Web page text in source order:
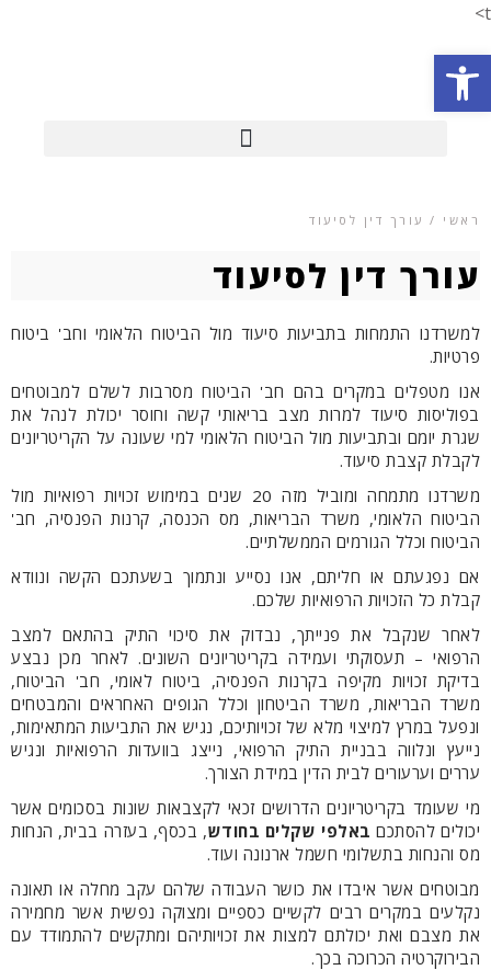
t>
ראשי / עורך דין לסיעוד
עורך דין לסיעוד
למשרדנו התמחות בתביעות סיעוד מול הביטוח הלאומי וחב' ביטוח
פרטיות.
אנו מטפלים במקרים בהם חב' הביטוח מסרבות לשלם למבוטחים
בפוליסות סיעוד למרות מצב בריאותי קשה וחוסר יכולת לנהל את
שגרת יומם ובתביעות מול הביטוח הלאומי למי שעונה על הקריטריונים
לקבלת קצבת סיעוד.
משרדנו מתמחה ומוביל מזה 20 שנים במימוש זכויות רפואיות מול
הביטוח הלאומי, משרד הבריאות, מס הכנסה, קרנות הפנסיה, חב'
הביטוח וכלל הגורמים הממשלתיים.
אם נפגעתם או חליתם, אנו נסייע ונתמוך בשעתכם הקשה ונוודא
קבלת כל הזכויות הרפואיות שלכם.
לאחר שנקבל את פנייתך, נבדוק את סיכוי התיק בהתאם למצב
הרפואי – תעסוקתי ועמידה בקריטריונים השונים. לאחר מכן נבצע
בדיקת זכויות מקיפה בקרנות הפנסיה, ביטוח לאומי, חב' הביטוח,
משרד הבריאות, משרד הביטחון וכלל הגופים האחראים והמבטחים
ונפעל במרץ למיצוי מלא של זכויותיכם, נגיש את התביעות המתאימות,
נייעץ ונלווה בבניית התיק הרפואי, נייצג בוועדות הרפואיות ונגיש
עררים וערעורים לבית הדין במידת הצורך.
מי שעומד בקריטריונים הדרושים זכאי לקצבאות שונות בסכומים אשר
יכולים להסתכםבאלפי שקלים בחודש, בכסף, בעזרה בבית, הנחות
מס והנחות בתשלומי חשמל ארנונה ועוד.
מבוטחים אשר איבדו את כושר העבודה שלהם עקב מחלה או תאונה
נקלעים במקרים רבים לקשיים כספיים ומצוקה נפשית אשר מחמירה
את מצבם ואת יכולתם למצות את זכויותיהם ומתקשים להתמודד עם
הבירוקרטיה הכרוכה בכך.
פתח סרגל נגישות